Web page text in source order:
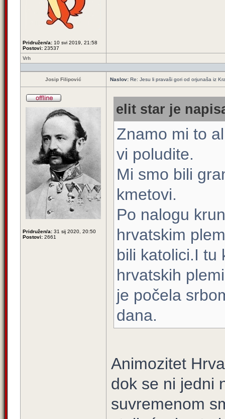
Pridružen/a: 10 svi 2019, 21:58
Postovi: 23537
Vrh
Josip Filipović Naslov: Re: Jesu li pravaši gori od orjunaša iz
Pridružen/a: 31 sij 2020, 20:50
Postovi: 2661
elit star je
Znamo mi to
vi poludite.
Mi smo bili
kmetovi.
Po nalogu
hrvatskim
bili katolici.I tu
hrvatskih
je počela
dana.
Animozitet
dok se ni jedni
suvremenom